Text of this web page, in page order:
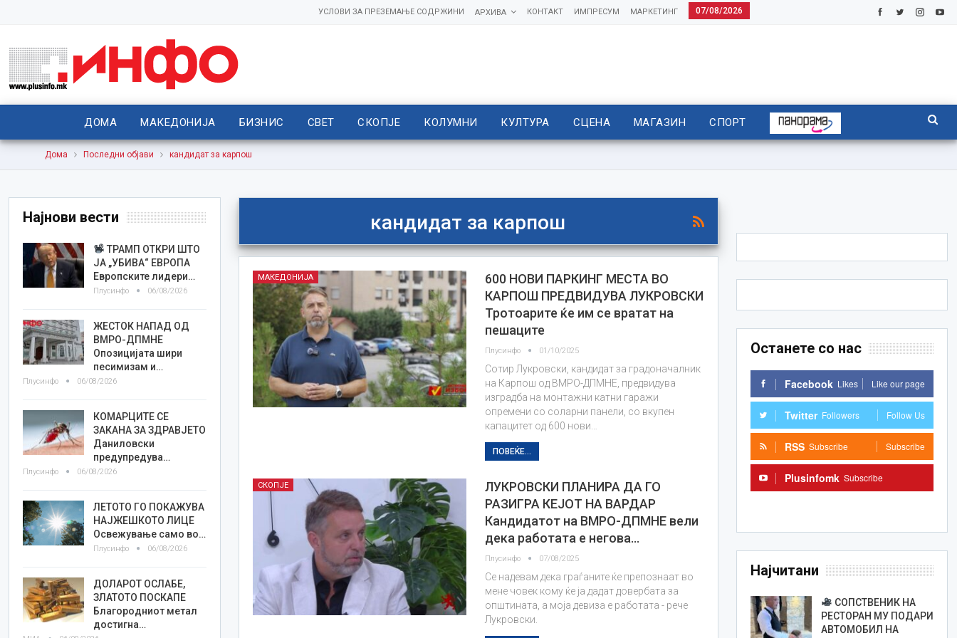
07/08/2026
МАРКЕТИНГ
ИМПРЕСУМ
КОНТАКТ
АРХИВА
УСЛОВИ ЗА ПРЕЗЕМАЊЕ СОДРЖИНИ
ДОМА МАКЕДОНИЈА БИЗНИС СВЕТ СКОПЈЕ КОЛУМНИ КУЛТУРА СЦЕНА МАГАЗИН СПОРТ
Дома Последни објави кандидат за карпош
кандидат за карпош
МАКЕДОНИЈА
600 НОВИ ПАРКИНГ МЕСТА ВО
КАРПОШ ПРЕДВИДУВА ЛУКРОВСКИ
Тротоарите ќе им се вратат на
пешаците
Плусинфо 01/10/2025
Сотир Лукровски, кандидат за градоначалник
на Карпош од ВМРО-ДПМНЕ, предвидува
изградба на монтажни катни гаражи
опремени со соларни панели, со вкупен
капацитет од 600 нови…
ПОВЕЌЕ...
СКОПЈЕ
ЛУКРОВСКИ ПЛАНИРА ДА ГО
РАЗИГРА КЕЈОТ НА ВАРДАР
Кандидатот на ВМРО-ДПМНЕ вели
дека работата е негова…
Плусинфо 07/08/2025
Се надевам дека граѓаните ќе препознаат во
мене човек кому ќе ја дадат довербата за
општината, а моја девиза е работата - рече
Лукровски.
Останете со нас
Facebook Likes Like our page
Twitter Followers Follow Us
RSS Subscribe Subscribe
Plusinfomk Subscribe
Најчитани
СОПСТВЕНИК НА
РЕСТОРАН МУ ПОДАРИ
АВТОМОБИЛ НА
Најнови вести
ТРАМП ОТКРИ ШТО
ЈА „УБИВА“ ЕВРОПА
Европските лидери…
Плусинфо 06/08/2026
ЖЕСТОК НАПАД ОД
ВМРО-ДПМНЕ
Опозицијата шири
песимизам и…
Плусинфо 06/08/2026
КОМАРЦИТЕ СЕ
ЗАКАНА ЗА ЗДРАВЈЕТО
Даниловски
предупредува…
Плусинфо 06/08/2026
ЛЕТОТО ГО ПОКАЖУВА
НАЈЖЕШКОТО ЛИЦE
Освежување само во…
Плусинфо 06/08/2026
ДОЛАРОТ ОСЛАБЕ,
ЗЛАТОТО ПОСКАПЕ
Благородниот метал
достигна…